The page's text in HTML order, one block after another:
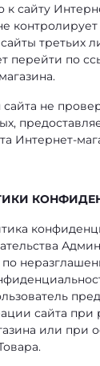
к сайту
третьих
перейти по
не
Интернет-
по
сайта при
или при